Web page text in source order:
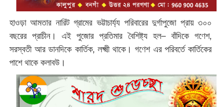
হাওড়া আমতার নারিট গ্রামের ভট্টাচার্য্য পরিবারের দুর্গাপুজো প্রায় ৩০০
বছরের প্রাচীন। এই পুজোর প্রতিমার বৈশিষ্ট্য হল– বাঁদিকে গণেশ,
সরস্বতী আর ডানদিকে কার্তিক, লক্ষ্মী থাকে। গণেশ এর পরিবর্তে কার্তিকের
পাশে থাকে কলাবউ।